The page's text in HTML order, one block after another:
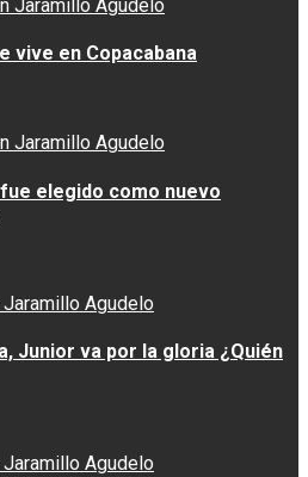
Jaramillo Agudelo
vive en Copacabana
Jaramillo Agudelo
elegido como nuevo
Agudelo
Junior va por la gloria ¿Quién
Agudelo